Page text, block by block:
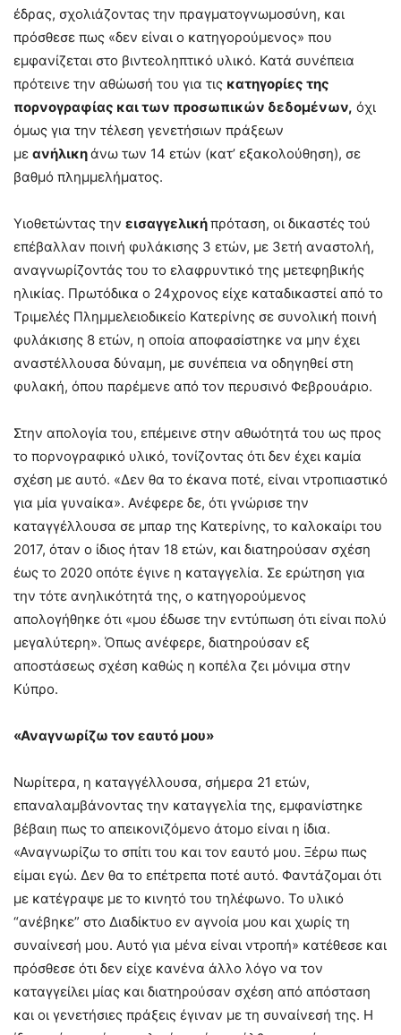
έδρας, σχολιάζοντας την πραγματογνωμοσύνη, και
πρόσθεσε πως «δεν είναι ο κατηγορούμενος» που
εμφανίζεται στο βιντεοληπτικό υλικό. Κατά συνέπεια
πρότεινε την αθώωσή του για τις κατηγορίες της
πορνογραφίας και των προσωπικών δεδομένων, όχι
όμως για την τέλεση γενετήσιων πράξεων
με ανήλικηάνω των 14 ετών (κατ’ εξακολούθηση), σε
βαθμό πλημμελήματος.
Υιοθετώντας την εισαγγελικήπρόταση, οι δικαστές τού
επέβαλλαν ποινή φυλάκισης 3 ετών, με 3ετή αναστολή,
αναγνωρίζοντάς του το ελαφρυντικό της μετεφηβικής
ηλικίας. Πρωτόδικα ο 24χρονος είχε καταδικαστεί από το
Τριμελές Πλημμελειοδικείο Κατερίνης σε συνολική ποινή
φυλάκισης 8 ετών, η οποία αποφασίστηκε να μην έχει
αναστέλλουσα δύναμη, με συνέπεια να οδηγηθεί στη
φυλακή, όπου παρέμενε από τον περυσινό Φεβρουάριο.
Στην απολογία του, επέμεινε στην αθωότητά του ως προς
το πορνογραφικό υλικό, τονίζοντας ότι δεν έχει καμία
σχέση με αυτό. «Δεν θα το έκανα ποτέ, είναι ντροπιαστικό
για μία γυναίκα». Ανέφερε δε, ότι γνώρισε την
καταγγέλλουσα σε μπαρ της Κατερίνης, το καλοκαίρι του
2017, όταν ο ίδιος ήταν 18 ετών, και διατηρούσαν σχέση
έως το 2020 οπότε έγινε η καταγγελία. Σε ερώτηση για
την τότε ανηλικότητά της, ο κατηγορούμενος
απολογήθηκε ότι «μου έδωσε την εντύπωση ότι είναι πολύ
μεγαλύτερη». Όπως ανέφερε, διατηρούσαν εξ
αποστάσεως σχέση καθώς η κοπέλα ζει μόνιμα στην
Κύπρο.
«Αναγνωρίζω τον εαυτό μου»
Νωρίτερα, η καταγγέλλουσα, σήμερα 21 ετών,
επαναλαμβάνοντας την καταγγελία της, εμφανίστηκε
βέβαιη πως το απεικονιζόμενο άτομο είναι η ίδια.
«Αναγνωρίζω το σπίτι του και τον εαυτό μου. Ξέρω πως
είμαι εγώ. Δεν θα το επέτρεπα ποτέ αυτό. Φαντάζομαι ότι
με κατέγραψε με το κινητό του τηλέφωνο. Το υλικό
“ανέβηκε” στο Διαδίκτυο εν αγνοία μου και χωρίς τη
συναίνεσή μου. Αυτό για μένα είναι ντροπή» κατέθεσε και
πρόσθεσε ότι δεν είχε κανένα άλλο λόγο να τον
καταγγείλει μίας και διατηρούσαν σχέση από απόσταση
και οι γενετήσιες πράξεις έγιναν με τη συναίνεσή της. Η